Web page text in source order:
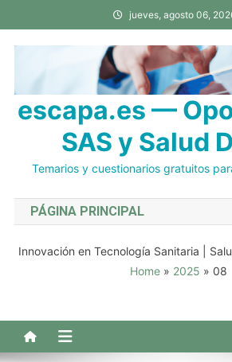
al
contenido
jueves, agosto 06,
escapa.es —
SAS y Salud
Temarios y cuestionarios gratuitos
PÁGINA PRINCIPAL
Innovación en Tecnología Sanitaria |
Home » 2025 » 08